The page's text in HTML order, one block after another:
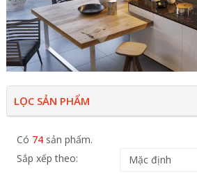
LỌC SẢN PHẨM
Có 74sản phẩm.
Sắp xếp theo: